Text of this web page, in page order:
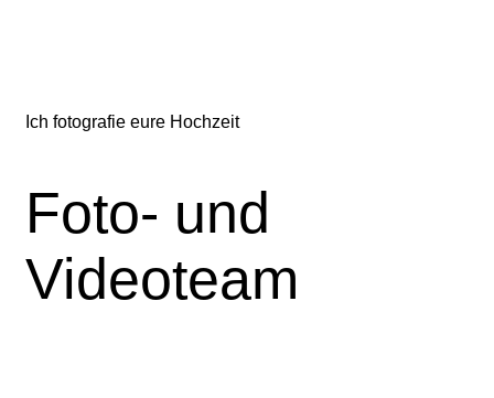
Ich fotografie eure Hochzeit
Foto- und
Videoteam